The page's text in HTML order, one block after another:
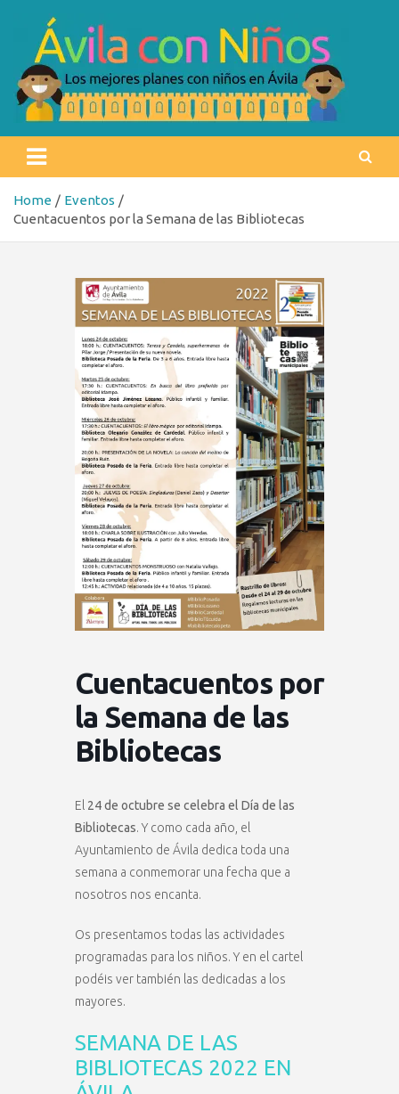
content
Ávila con niños
Home
Eventos
Cuentacuentos por la Semana de las Bibliotecas
Cuentacuentos por
la Semana de las
Bibliotecas
El 24 de octubre se celebra el Día de las
Bibliotecas. Y como cada año, el
Ayuntamiento de Ávila dedica toda una
semana a conmemorar una fecha que a
nosotros nos encanta.
Os presentamos todas las actividades
programadas para los niños. Y en el cartel
podéis ver también las dedicadas a los
mayores.
SEMANA DE LAS
BIBLIOTECAS 2022 EN